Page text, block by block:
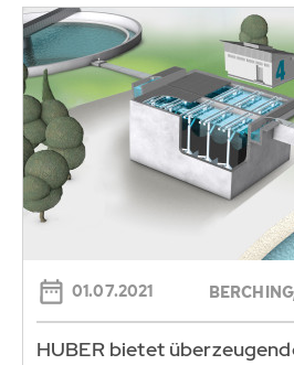
01.07.2021
HUBER bietet